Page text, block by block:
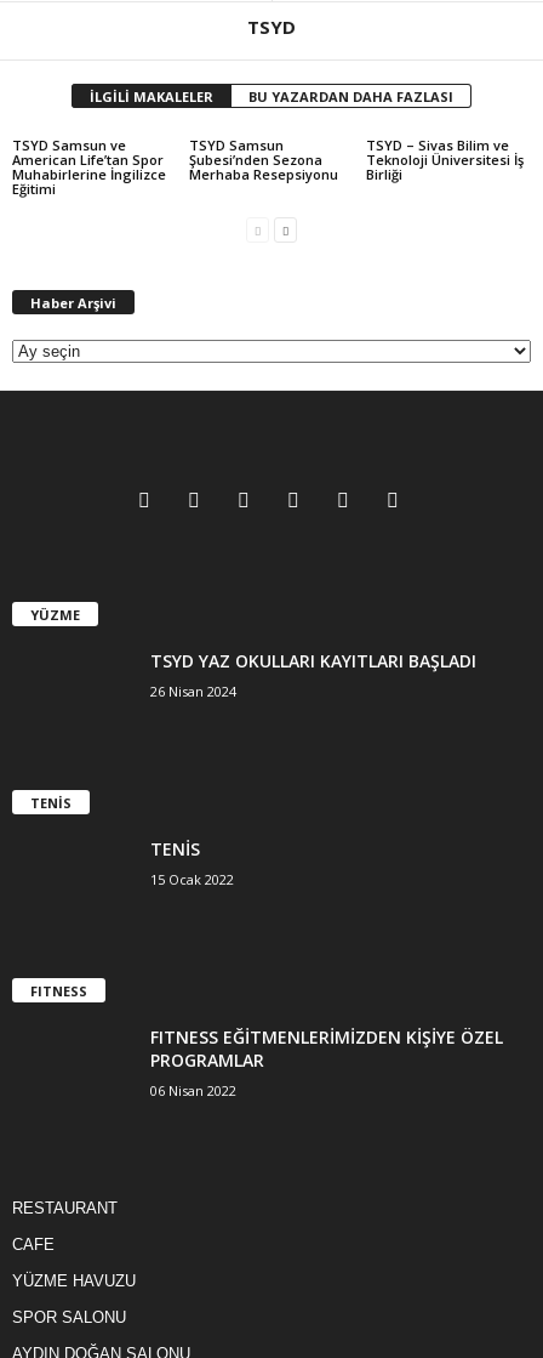
TSYD
İLGİLİ MAKALELER BU YAZARDAN DAHA FAZLASI
TSYD Samsun ve
American Life’tan Spor
Muhabirlerine İngilizce
Eğitimi
TSYD Samsun
Şubesi’nden Sezona
Merhaba Resepsiyonu
TSYD – Sivas Bilim ve
Teknoloji Üniversitesi İş
Birliği
Haber Arşivi
YÜZME
TSYD YAZ OKULLARI KAYITLARI BAŞLADI
26 Nisan 2024
TENİS
TENİS
15 Ocak 2022
FITNESS
FITNESS EĞİTMENLERİMİZDEN KİŞİYE ÖZEL
PROGRAMLAR
06 Nisan 2022
RESTAURANT
CAFE
YÜZME HAVUZU
SPOR SALONU
AYDIN DOĞAN SALONU